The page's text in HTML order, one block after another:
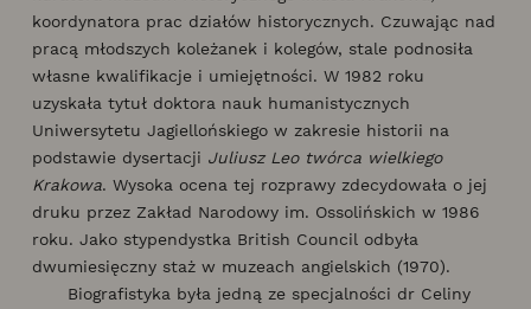
koordynatora prac działów historycznych. Czuwając nad
pracą młodszych koleżanek i kolegów, stale podnosiła
własne kwalifikacje i umiejętności. W 1982 roku
uzyskała tytuł doktora nauk humanistycznych
Uniwersytetu Jagiellońskiego w zakresie historii na
podstawie dysertacji Juliusz Leo twórca wielkiego
Krakowa. Wysoka ocena tej rozprawy zdecydowała o jej
druku przez Zakład Narodowy im. Ossolińskich w 1986
roku. Jako stypendystka British Council odbyła
dwumiesięczny staż w muzeach angielskich (1970).
Biografistyka była jedną ze specjalności dr Celiny